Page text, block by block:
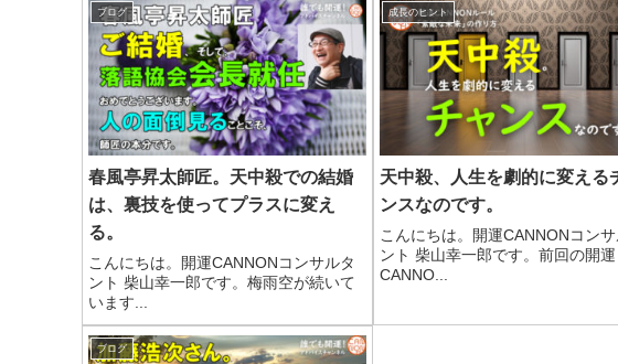
ブログ
春風亭昇太師匠。天中殺での結婚
は、裏技を使ってプラスに変え
る。
こんにちは。開運CANNONコンサルタ
ント 柴山幸一郎です。梅雨空が続いて
います...
成長のヒント
天中殺、人生を劇的に変える
ンスなのです。
こんにちは。開運CANNONコンサ
ント 柴山幸一郎です。前回の開運
CANNO...
ブログ